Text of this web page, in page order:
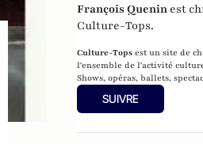
François Quenin est
Culture-Tops.
Culture-Tops est un site de
l'ensemble de l'activité
Shows, opéras, ballets,
livres, etc.).
SUIVRE